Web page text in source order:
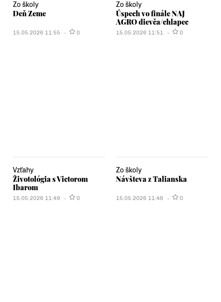
Zo školy
Deň Zeme
15.05.2026 11:55 0
Zo školy
Úspech vo finále NAJ
AGRO dievča/chlapec
15.05.2026 11:51 0
Vzťahy
Životológia s Victorom
Ibarom
15.05.2026 11:49 0
Zo školy
Návšteva z Talianska
15.05.2026 11:46 0